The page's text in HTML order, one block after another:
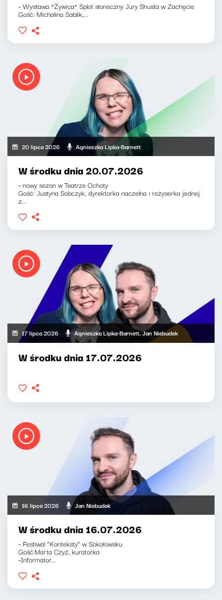
- Wystawa *Żywica* Splot słoneczny Jury Shusta w Zachęcie
Gość: Michalina Sablik,...
20 lipca 2026 Agnieszka Lipka-Barnett
W środku dnia 20.07.2026
- nowy sezon w Teatrze Ochoty
Gość: Justyna Sobczyk, dyrektorka naczelna i reżyserka jednej
z...
17 lipca 2026 Agnieszka Lipka-Barnett, Jan Niebudek
W środku dnia 17.07.2026
16 lipca 2026 Jan Niebudek
W środku dnia 16.07.2026
- Festiwal “Konteksty” w Sokołowsku
Gość:Marta Czyż, kuratorka
-Informator...